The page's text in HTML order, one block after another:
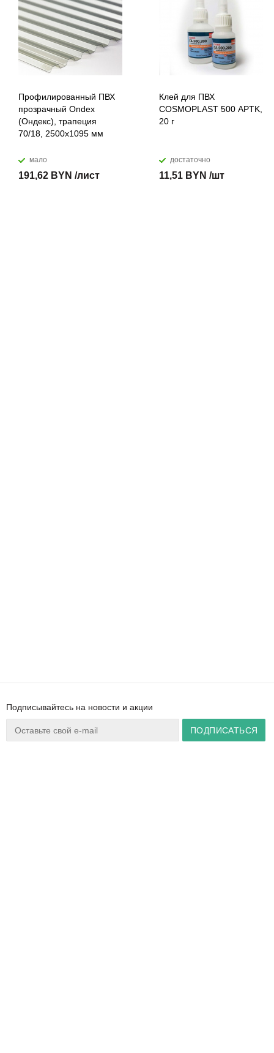
Профилированный ПВХ
прозрачный Ondex
(Ондекс), трапеция
70/18, 2500х1095 мм
мало
191,62 BYN /лист
Клей для ПВХ
COSMOPLAST 500 APTK,
20 г
достаточно
11,51 BYN /шт
Подписывайтесь на новости и акции